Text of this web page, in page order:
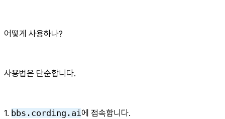
어떻게 사용하나?
사용법은 단순합니다.
1. bbs.cording.ai에 접속합니다.